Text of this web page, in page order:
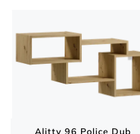
Alitty 96 Police Dub